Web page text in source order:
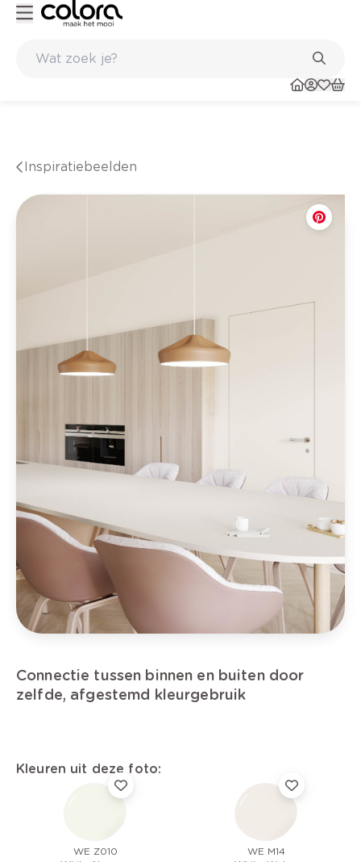
Inspiratiebeelden
Connectie tussen binnen en buiten door
zelfde, afgestemd kleurgebruik
Kleuren uit deze foto:
WE Z010
WE M14